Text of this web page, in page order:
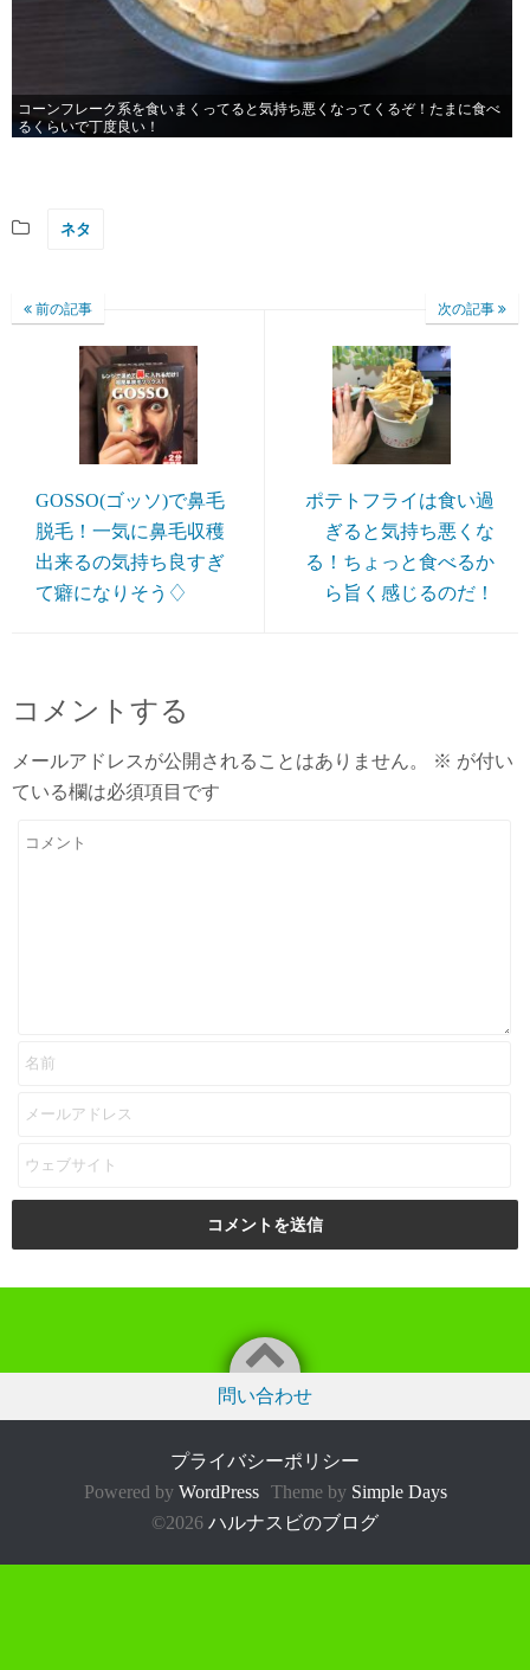
コーンフレーク系を食いまくってると気持ち悪くなってくるぞ！たまに食べ
るくらいで丁度良い！
ネタ
前の記事
GOSSO(ゴッソ)で鼻毛
脱毛！一気に鼻毛収穫
出来るの気持ち良すぎ
て癖になりそう♢
次の記事
ポテトフライは食い過
ぎると気持ち悪くな
る！ちょっと食べるか
ら旨く感じるのだ！
コメントする
メールアドレスが公開されることはありません。 ※ が付い
ている欄は必須項目です
問い合わせ
プライバシーポリシー
Powered by WordPress Theme by Simple Days
©2026 ハルナスビのブログ